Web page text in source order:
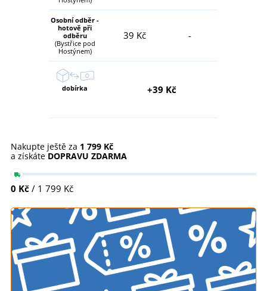
Osobní odběr -
hotově při
odběru
(Bystřice pod
Hostýnem)
39 Kč -
dobírka +39 Kč
Nakupte ještě za 1 799 Kč
a získáte DOPRAVU ZDARMA
0 Kč / 1 799 Kč